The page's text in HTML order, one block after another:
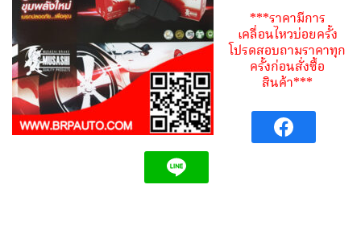
***ราคามีการ
เคลื่อนไหวบ่อยครั้ง
โปรดสอบถามราคาทุก
ครั้งก่อนสั่งซื้อ
สินค้า***